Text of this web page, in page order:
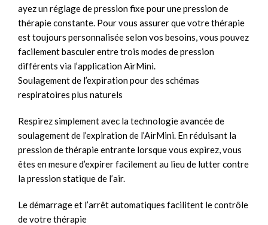
ayez un réglage de pression fixe pour une pression de
thérapie constante. Pour vous assurer que votre thérapie
est toujours personnalisée selon vos besoins, vous pouvez
facilement basculer entre trois modes de pression
différents via l’application AirMini.
Soulagement de l’expiration pour des schémas
respiratoires plus naturels
Respirez simplement avec la technologie avancée de
soulagement de l’expiration de l’AirMini. En réduisant la
pression de thérapie entrante lorsque vous expirez, vous
êtes en mesure d’expirer facilement au lieu de lutter contre
la pression statique de l’air.
Le démarrage et l’arrêt automatiques facilitent le contrôle
de votre thérapie